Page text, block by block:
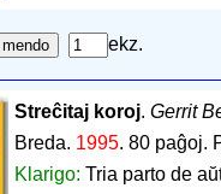
ekz.
Streĉitaj koroj. Gerrit
Breda. 1995. 80 paĝoj.
Klarigo: Tria parto de